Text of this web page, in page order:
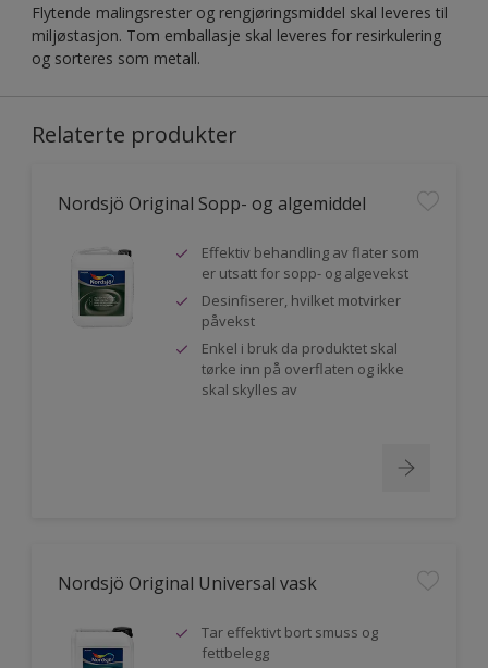
Flytende malingsrester og rengjøringsmiddel skal leveres til
miljøstasjon. Tom emballasje skal leveres for resirkulering
og sorteres som metall.
Relaterte produkter
Nordsjö Original Sopp- og algemiddel
Effektiv behandling av flater som
er utsatt for sopp- og algevekst
Desinfiserer, hvilket motvirker
påvekst
Enkel i bruk da produktet skal
tørke inn på overflaten og ikke
skal skylles av
Nordsjö Original Universal vask
Tar effektivt bort smuss og
fettbelegg